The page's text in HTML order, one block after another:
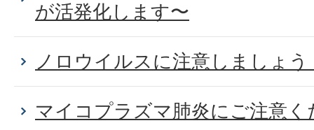
が活発化します〜
ノロウイルスに注意しましょう
マイコプラズマ肺炎にご注意く